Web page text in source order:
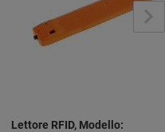
Lettore RFID, Modello: